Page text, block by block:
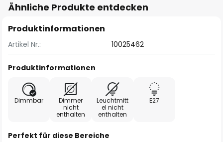
Ähnliche Produkte entdecken
Produktinformationen
Artikel Nr.: 10025462
Produktinformationen
Dimmbar
Dimmer
nicht
enthalten
Leuchtmitt
el nicht
enthalten
E27
Perfekt für diese Bereiche